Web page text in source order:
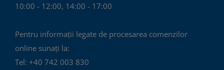
10:00 - 12:00, 14:00 - 17:00
Pentru informații legate de procesarea comenzilor
online sunați la:
Tel: +40 742 003 830